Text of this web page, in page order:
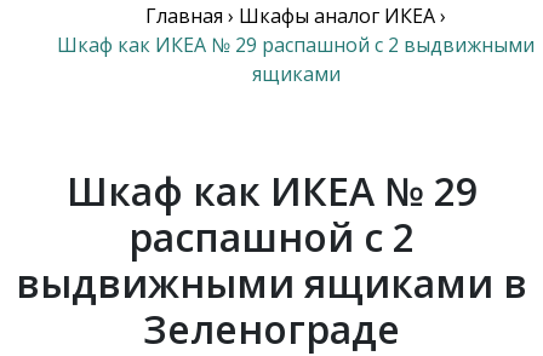
Главная › Шкафы аналог ИКЕА›
Шкаф как ИКЕА № 29 распашной с 2 выдвижными
ящиками
Шкаф как ИКЕА № 29
распашной с 2
выдвижными ящиками в
Зеленограде